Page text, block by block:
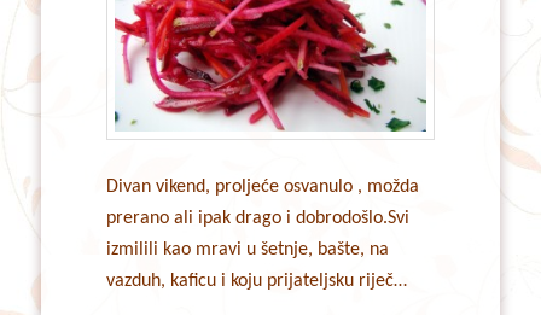
Divan vikend, proljeće osvanulo , možda
prerano ali ipak drago i dobrodošlo.Svi
izmilili kao mravi u šetnje, bašte, na
vazduh, kaficu i koju prijateljsku riječ…